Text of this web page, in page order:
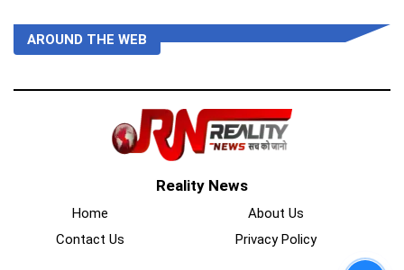
AROUND THE WEB
Reality News
Home
About Us
Contact Us
Privacy Policy